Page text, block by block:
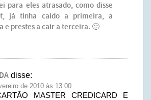
para eles atrasado, como disse
já tinha caído a primeira, a
e prestes a cair a terceira. 🙂
disse:
de 2010 às 13:00
MASTER CREDICARD E